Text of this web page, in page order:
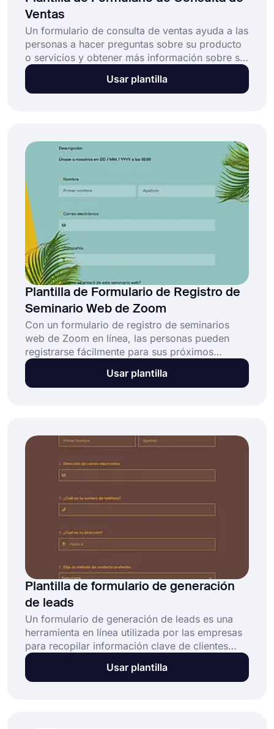
Ventas
Un formulario de consulta de ventas ayuda a las
personas a hacer preguntas sobre su producto
o servicios y obtener más información sobre su
negocio. Además de los anuncios, las consultas
de ventas también se pueden utilizar para
manera fácil y sin esfuerzo!
Usar plantilla
Plantilla de Formulario de Registro de
Seminario Web de Zoom
Con un formulario de registro de seminarios
web de Zoom en línea, las personas pueden
registrarse fácilmente para sus próximos
seminarios web. Si planea organizar un
seminario web en Zoom, una lista de asistentes
personas se registren para su seminario web.
Usar plantilla
Plantilla de formulario de generación
de leads
Un formulario de generación de leads es una
herramienta en línea utilizada por las empresas
para recopilar información clave de clientes
potenciales y convertir a los visitantes del sitio
web o usuarios de redes sociales en ventas.
Usar plantilla